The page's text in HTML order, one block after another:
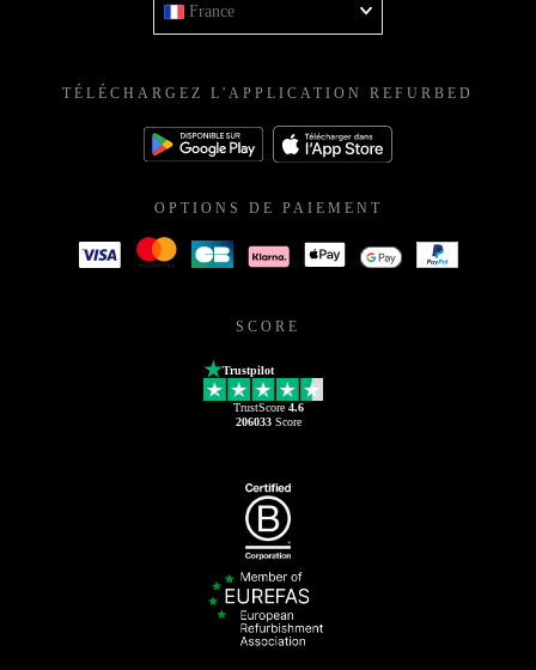
France
TÉLÉCHARGEZ L'APPLICATION REFURBED
OPTIONS DE PAIEMENT
SCORE
Trustpilot
TrustScore 4.6
206033Score